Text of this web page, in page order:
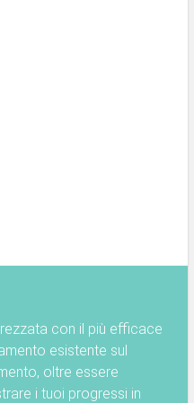
con il più efficace
esistente sul
oltre essere
i tuoi progressi in